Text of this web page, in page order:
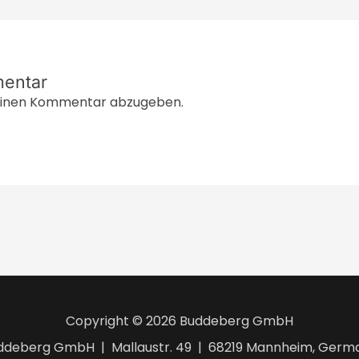
Kommentar abzugeben.
Copyright © 2026 Buddeberg GmbH
GmbH | Mallaustr. 49 | 68219 Mannheim,